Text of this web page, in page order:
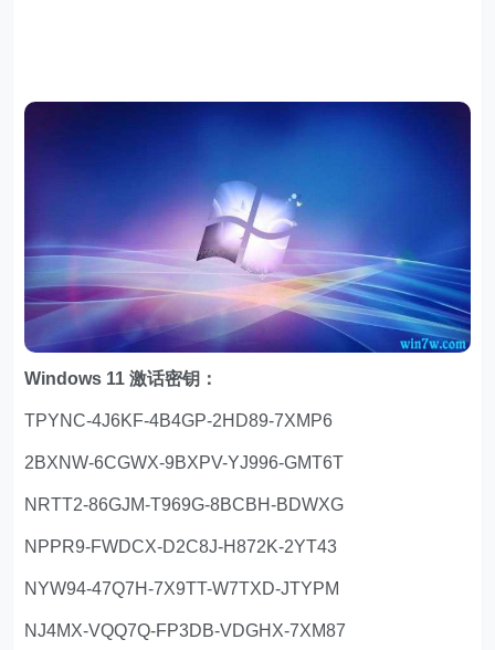
Windows 11 激话密钥：
TPYNC-4J6KF-4B4GP-2HD89-7XMP6
2BXNW-6CGWX-9BXPV-YJ996-GMT6T
NRTT2-86GJM-T969G-8BCBH-BDWXG
NPPR9-FWDCX-D2C8J-H872K-2YT43
NYW94-47Q7H-7X9TT-W7TXD-JTYPM
NJ4MX-VQQ7Q-FP3DB-VDGHX-7XM87